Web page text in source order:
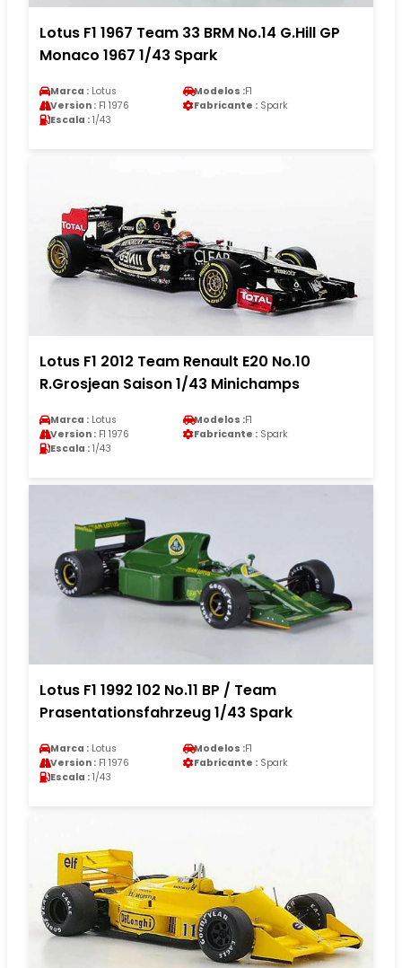
Lotus F1 1967 Team 33 BRM No.14 G.Hill GP
Monaco 1967 1/43 Spark
Marca : Lotus Modelos :F1
Version : F1 1976 Fabricante : Spark
Escala : 1/43
Lotus F1 2012 Team Renault E20 No.10
R.Grosjean Saison 1/43 Minichamps
Marca : Lotus Modelos :F1
Version : F1 1976 Fabricante : Spark
Escala : 1/43
Lotus F1 1992 102 No.11 BP / Team
Prasentationsfahrzeug 1/43 Spark
Marca : Lotus Modelos :F1
Version : F1 1976 Fabricante : Spark
Escala : 1/43